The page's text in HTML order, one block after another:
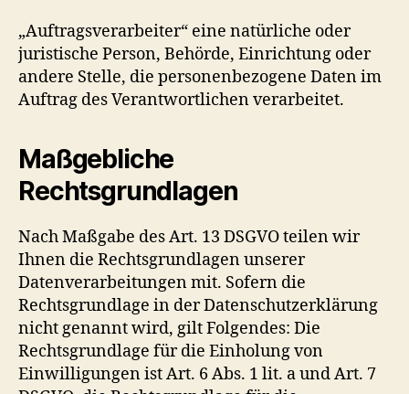
„Auftragsverarbeiter“ eine natürliche oder
juristische Person, Behörde, Einrichtung oder
andere Stelle, die personenbezogene Daten im
Auftrag des Verantwortlichen verarbeitet.
Maßgebliche
Rechtsgrundlagen
Nach Maßgabe des Art. 13 DSGVO teilen wir
Ihnen die Rechtsgrundlagen unserer
Datenverarbeitungen mit. Sofern die
Rechtsgrundlage in der Datenschutzerklärung
nicht genannt wird, gilt Folgendes: Die
Rechtsgrundlage für die Einholung von
Einwilligungen ist Art. 6 Abs. 1 lit. a und Art. 7